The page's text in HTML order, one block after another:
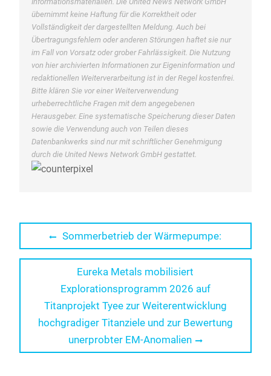
übernimmt keine Haftung für die Korrektheit oder
Vollständigkeit der dargestellten Meldung. Auch bei
Übertragungsfehlern oder anderen Störungen haftet sie nur
im Fall von Vorsatz oder grober Fahrlässigkeit. Die Nutzung
von hier archivierten Informationen zur Eigeninformation und
redaktionellen Weiterverarbeitung ist in der Regel kostenfrei.
Bitte klären Sie vor einer Weiterverwendung
urheberrechtliche Fragen mit dem angegebenen
Herausgeber. Eine systematische Speicherung dieser Daten
sowie die Verwendung auch von Teilen dieses
Datenbankwerks sind nur mit schriftlicher Genehmigung
durch die United News Network GmbH gestattet.
Beitragsnavigation
Previous
post:
Sommerbetrieb der Wärmepumpe:
Next
post:
Eureka Metals mobilisiert
Explorationsprogramm 2026 auf
Titanprojekt Tyee zur Weiterentwicklung
hochgradiger Titanziele und zur Bewertung
unerprobter EM-Anomalien